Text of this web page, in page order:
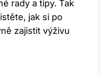
rady a tipy. Tak
jak si po
zajistit výživu